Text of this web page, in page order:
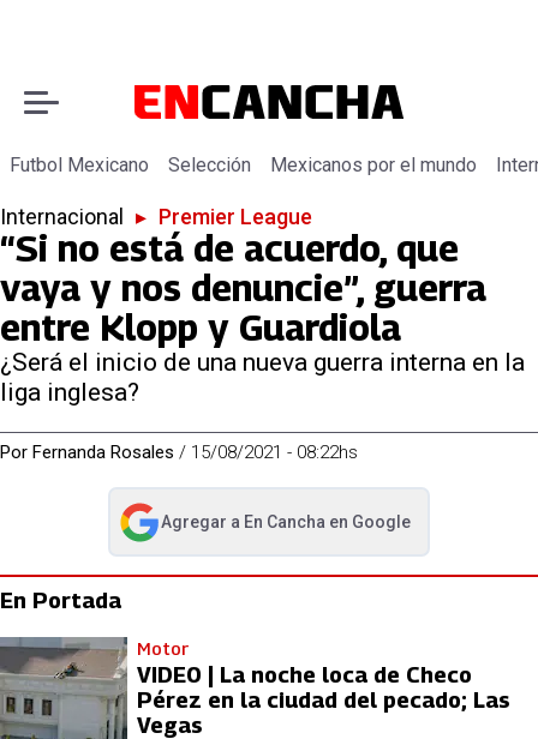
Futbol Mexicano Selección Mexicanos por el mundo
Internacional ▸ Premier League
“Si no está de acuerdo, que
vaya y nos denuncie”, guerra
entre Klopp y Guardiola
¿Será el inicio de una nueva guerra interna en la
liga inglesa?
Por Fernanda Rosales / 15/08/2021 - 08:22hs
Agregar a En Cancha en Google
abre en nueva pestaña
En Portada
Motor
VIDEO | La noche loca de Checo
Pérez en la ciudad del pecado; Las
Vegas